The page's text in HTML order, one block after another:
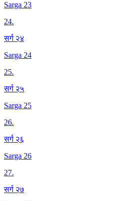
Sarga 23
24.
सर्ग २४
Sarga 24
25.
सर्ग २५
Sarga 25
26.
सर्ग २६
Sarga 26
27.
सर्ग २७